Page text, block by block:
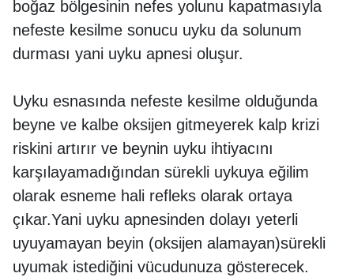
boğaz bölgesinin nefes yolunu kapatmasıyla
nefeste kesilme sonucu uyku da solunum
durması yani uyku apnesi oluşur.
Uyku esnasında nefeste kesilme olduğunda
beyne ve kalbe oksijen gitmeyerek kalp krizi
riskini artırır ve beynin uyku ihtiyacını
karşılayamadığından sürekli uykuya eğilim
olarak esneme hali refleks olarak ortaya
çıkar.Yani uyku apnesinden dolayı yeterli
uyuyamayan beyin (oksijen alamayan)sürekli
uyumak istediğini vücudunuza gösterecek.